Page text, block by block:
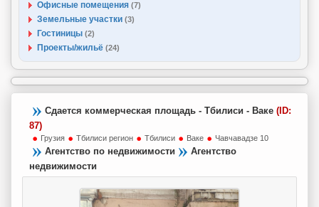
Офисные помещения (7)
Земельные участки (3)
Гостиницы (2)
Проекты/жильё (24)
Сдается коммерческая площадь - Тбилиси - Ваке (ID:
87)
Грузия Тбилиси регион Тбилиси Ваке Чавчавадзе 10
Агентство по недвижимости
Агентство
недвижимости